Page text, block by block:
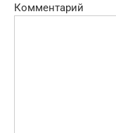
Комментарий